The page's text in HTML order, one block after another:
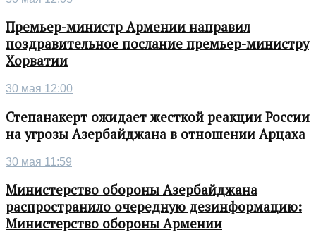
Премьер-министр Армении направил
поздравительное послание премьер-министру
Хорватии
30 мая 12:00
Степанакерт ожидает жесткой реакции России
на угрозы Азербайджана в отношении Арцаха
30 мая 11:59
Министерство обороны Азербайджана
распространило очередную дезинформацию:
Министерство обороны Армении